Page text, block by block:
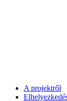
A projektről